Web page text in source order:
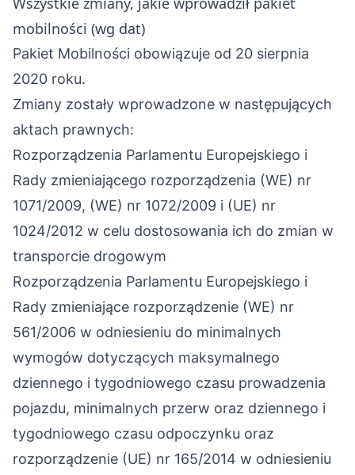
mobilności (wg dat)
Pakiet Mobilności obowiązuje od 20 sierpnia
2020 roku.
Zmiany zostały wprowadzone w następujących
aktach prawnych:
Rozporządzenia Parlamentu Europejskiego i
Rady zmieniającego rozporządzenia (WE) nr
1071/2009, (WE) nr 1072/2009 i (UE) nr
1024/2012 w celu dostosowania ich do zmian w
transporcie drogowym
Rozporządzenia Parlamentu Europejskiego i
Rady zmieniające rozporządzenie (WE) nr
561/2006 w odniesieniu do minimalnych
wymogów dotyczących maksymalnego
dziennego i tygodniowego czasu prowadzenia
pojazdu, minimalnych przerw oraz dziennego i
tygodniowego czasu odpoczynku oraz
rozporządzenie (UE) nr 165/2014 w odniesieniu